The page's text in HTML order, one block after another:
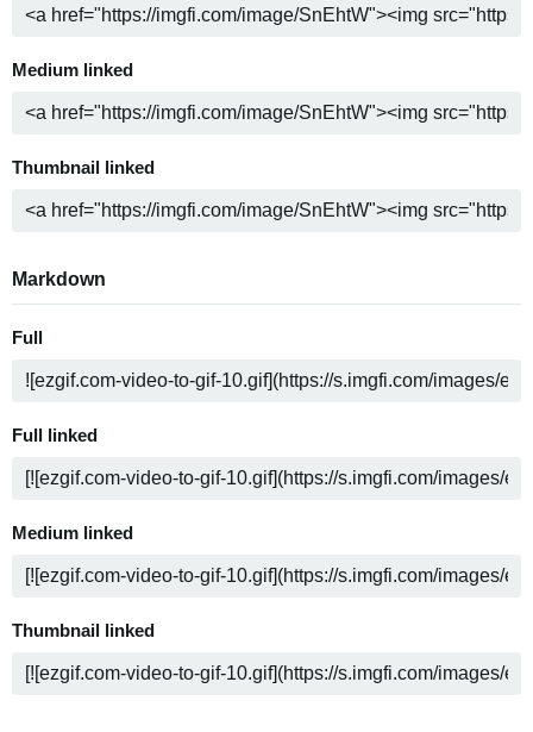
Medium linked
Thumbnail linked
Markdown
Full
Full linked
Medium linked
Thumbnail linked